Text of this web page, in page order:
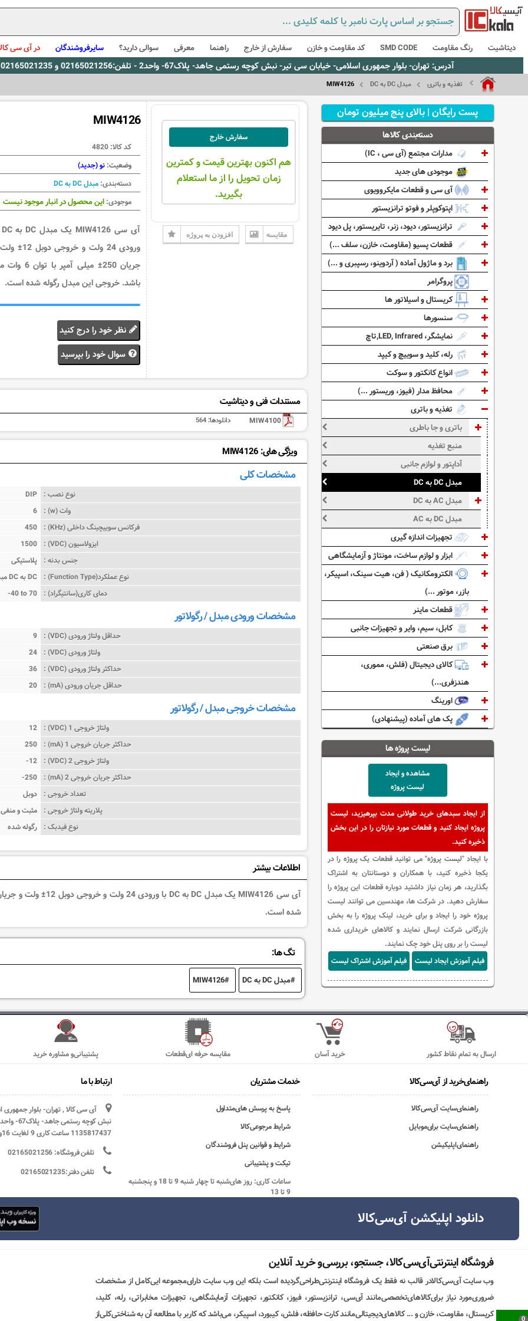
دیتاشیت رنگ مقاومت SMD CODE کد مقاومت و خازن سفارش از خارج راهنما معرفی سوالی دارید؟ سایرفروشندگان در آی سی
آدرس: تهران- بلوار جمهوری اسلامی- خیابان سی تیر- نبش کوچه رستمی جاهد- پلاک67- واحد2 - تلفن:02165021256 و 02165021235، پیام رسان بله: 09309563731 ساعت کاری 9 لغایت 16
تغذیه و باتری مبدل DC به DC MIW4126
MIW4126
کد کالا: 4820
وضعیت: نو (جدید)
دسته‌بندی: مبدل DC به DC
موجودی: این محصول در انبار موجود نیست
ورودی 24 ولت و خروجی
جریان 250± میلی آمپر با
باشد. خروجی این مبدل رگوله شده است.
نظر خود را درج کنید
سوال خود را بپرسید
سفارش خارج
هم اکنون بهترین قیمت و کمترین
زمان تحویل را از ما استعلام
بگیرید.
مقایسه افزودن به پروژه
مستندات فنی و دیتاشیت
MIW4100 دانلودها:564
ویژگی های: MIW4126
مشخصات کلی
نوع نصب :
DIP
وات (w) :
6
فرکانس سوییچینگ داخلی (KHz) :
450
ایزولاسیون (VDC) :
1500
جنس بدنه :
پلاستیکی
نوع عملکرد(Function Type) :
مبدل DC به DC
دمای کاری(سانتیگراد) :
-40 to 70
مشخصات ورودی مبدل / رگولاتور
حداقل ولتاژ ورودی (VDC) :
9
ولتاژ ورودی (VDC) :
24
حداکثر ولتاژ ورودی (VDC) :
36
حداقل جریان ورودی (mA) :
20
مشخصات خروجی مبدل / رگولاتور
ولتاژ خروجی 1 (VDC) :
12
حداکثر جریان خروجی 1 (mA) :
250
ولتاژ خروجی 2 (VDC) :
-12
حداکثر جریان خروجی 2 (mA) :
-250
تعداد خروجی :
دوبل
پلاریته ولتاژ خروجی :
مثبت و منفی
نوع فیدبک :
رگوله شده
اطلاعات بیشتر
شده است.
تگ ها:
مبدل DC به DC MIW4126
پست رایگان | بالای پنج میلیون تومان
دسته‌بندی کالاها
مدارات مجتمع (آی سی ، IC)
موجودی های جدید
آی سی و قطعات مایکروویوی
اپتوکوپلر و فوتو ترانزیستور
ترانزیستور، دیود، زنر، تایریستور، پل دیود
قطعات پسیو (مقاومت، خازن، سلف ...)
برد و ماژول آماده ( آردوینو، رسپبری و ...)
پروگرامر
کریستال و اسیلاتور ها
سنسورها
نمایشگر، LED, Infrared,تاچ
رله، کلید و سوییچ و کیپد
انواع کانکتور و سوکت
محافظ مدار (فیوز، وریستور ...)
تغذیه و باتری
باتری و جا باطری
منبع تغذیه
آداپتور و لوازم جانبی
مبدل DC به DC
مبدل AC به DC
مبدل DC به AC
تجهیزات اندازه گیری
ابزار و لوازم ساخت، مونتاژ و آزمایشگاهی
الکترومکانیک ( فن، هیت سینک، اسپیکر،
بازر، موتور ...)
قطعات ماینر
کابل، سیم، وایر و تجهیزات جانبی
برق صنعتی
کالای دیجیتال (فلش، مموری،
هندزفری...)
اورینگ
پک های آماده (پیشنهادی)
لیست پروژه ها
مشاهده و ایجاد
لیست پروژه
از ایجاد سبدهای خرید طولانی مدت بپرهیزید، لیست
پروژه ایجاد کنید و قطعات مورد نیازتان را در این بخش
ذخیره کنید.
با ایجاد "لیست پروژه" می توانید قطعات یک پروژه را در
یکجا ذخیره کنید، با همکاران و دوستانتان به اشتراک
بگذارید، هر زمان نیاز داشتید دوباره قطعات این پروژه را
سفارش دهید. در شرکت ها، مهندسین می توانند لیست
پروژه خود را ایجاد و برای خرید، لینک پروژه را به بخش
بازرگانی شرکت ارسال نمایند و کالاهای خریداری شده
لیست را بر روی پنل خود چک نمایند.
فیلم آموزش ایجاد لیست
فیلم آموزش اشتراک لیست
پشتیبانی‌و مشاوره خرید مقایسه حرفه ای‌قطعات خرید آسان ارسال به تمام نقاط کشور
راهنمای‌خرید از آی‌سی‌کالا
راهنمای‌سایت آی‌سی‌کالا
راهنمای‌سایت برای‌موبایل
راهنمای‌اپلیکیشن
خدمات مشتریان
پاسخ به پرسش های‌متداول
شرایط مرجوعی‌کالا
شرایط و قوانین پنل فروشندگان
تیکت و پشتیبانی
ساعات کاری: روز های‌شنبه تا چهار شنبه 9 تا 18 و پنجشنبه
9 تا 13
ارتباط با ما
آی سی کالا , تهران- بلوار
1135817437 ساعت کاری 9 لغایت 16و پنج شنبه ها تعطیل
تلفن فروشگاه: 02165021256
تلفن دفتر:02165021235
دانلود اپلیکشن آی‌سی‌کالا
فروشگاه اینترنتی‌آی‌سی‌کالا، جستجو، بررسی‌و خرید آنلاین
وب سایت آی‌سی‌کالادر قالب نه فقط یک فروشگاه اینترنتی‌طراحی‌گردیده است بلکه این وب سایت دارای‌مجموعه ایی‌کامل از مشخصات
ضروری‌مورد نیاز برای‌کالاهای‌تخصصی‌مانند آی‌سی، ترانزیستور، فیوز، کانکتور، تجهیزات آزمایشگاهی، تجهیزات مخابراتی، رله، کلید،
کریستال، مقاومت، خازن و ... کالاهای‌دیجیتالی‌مانند کارت حافظه، فلش، کیبورد، اسپیکر، می‌باشد که کاربر با مطالعه آن به شناختی‌کلی‌از